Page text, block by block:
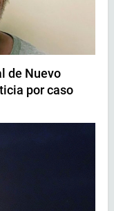
de Nuevo
por caso